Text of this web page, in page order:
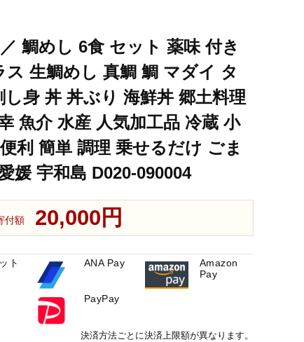
料理 鯛飯 海鮮 人気 海の幸 魚介 水産 人気加工品 冷蔵 小
料理 鯛飯 海鮮 人気 海の幸 魚介 水産 人気加工品 冷蔵 小
土料理 鯛飯 海鮮 人気 海の幸 魚介 水産 人気加工品 冷蔵 小
鯛めし 6食 セット 薬味 付き
生鯛めし 真鯛 鯛 マダイ タ
身 丼 丼ぶり 海鮮丼 郷土料理
魚介 水産 人気加工品 冷蔵 小
利 簡単 調理 乗せるだけ ごま
媛 宇和島 D020-090004
付額 20,000円
ト
ANA Pay
Amazon
Pay
PayPay
決済方法ごとに決済上限額が異なります。